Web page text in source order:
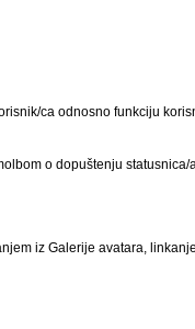
ca odnosno funkciju
o dopuštenju
iz Galerije avatara,